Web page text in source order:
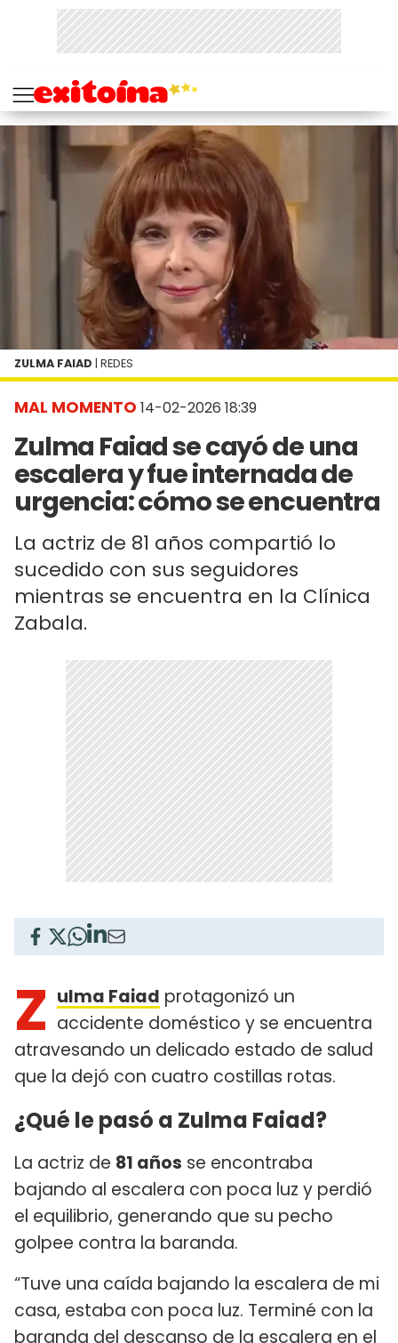
MAL MOMENTO 14-02-2026 18:39
Zulma Faiad se cayó de una
escalera y fue internada de
urgencia: cómo se encuentra
La actriz de 81 años compartió lo
sucedido con sus seguidores
mientras se encuentra en la Clínica
Zabala.
ZULMA FAIAD | REDES
Z ulma Faiad protagonizó un
accidente doméstico y se encuentra
atravesando un delicado estado de salud
que la dejó con cuatro costillas rotas.
¿Qué le pasó a Zulma Faiad?
La actriz de 81 años se encontraba
bajando al escalera con poca luz y perdió
el equilibrio, generando que su pecho
golpee contra la baranda.
“Tuve una caída bajando la escalera de mi
casa, estaba con poca luz. Terminé con la
baranda del descanso de la escalera en el